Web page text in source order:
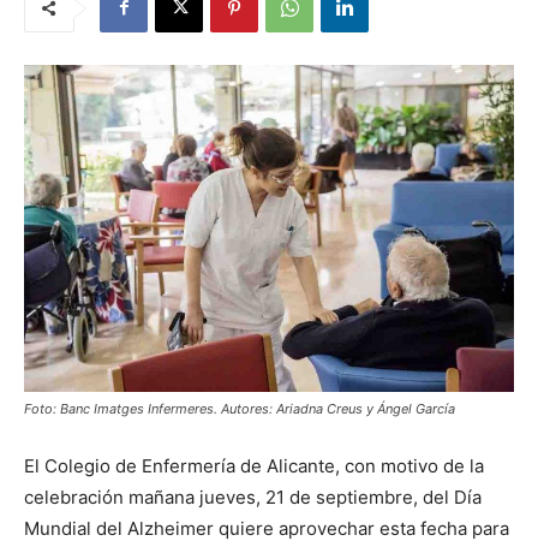
Foto: Banc Imatges Infermeres. Autores: Ariadna Creus y Ángel García
El Colegio de Enfermería de Alicante, con motivo de la
celebración mañana jueves, 21 de septiembre, del Día
Mundial del Alzheimer quiere aprovechar esta fecha para